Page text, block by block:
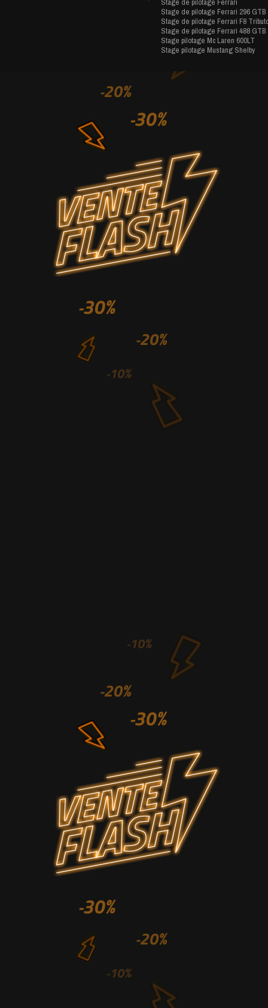
Stage de pilotage Ferrari 296 GTB
Stage de pilotage Ferrari F8
Stage de pilotage Ferrari 488 GTB
Stage pilotage Mc Laren 600LT
Stage pilotage Mustang Shelby